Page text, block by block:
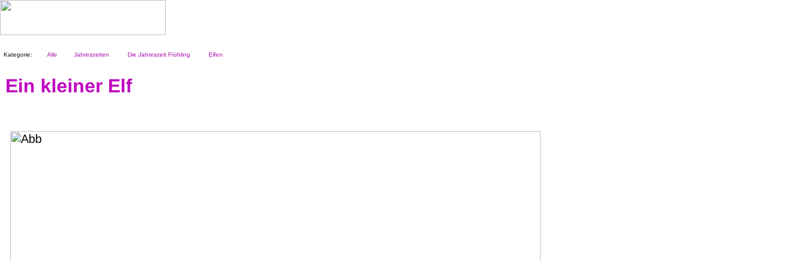
Kategorie: Alle Jahreszeiten Die Jahreszeit Frühling Elfen
Ein kleiner Elf